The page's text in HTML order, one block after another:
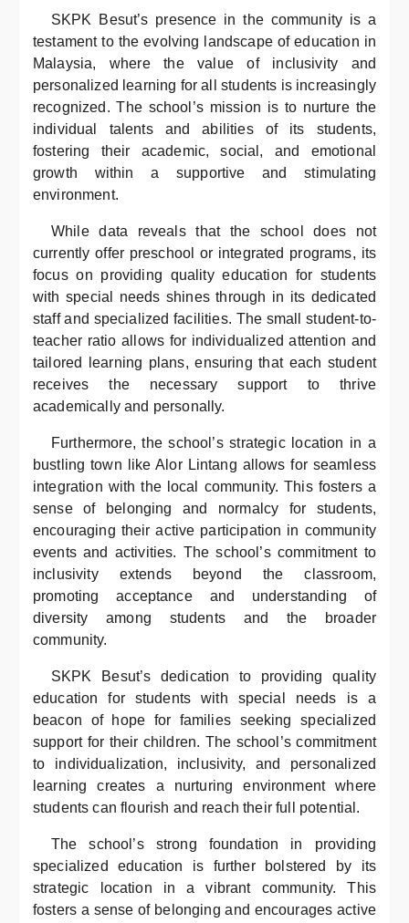
SKPK Besut’s presence in the community is a
testament to the evolving landscape of education in
Malaysia, where the value of inclusivity and
personalized learning for all students is increasingly
recognized. The school’s mission is to nurture the
individual talents and abilities of its students,
fostering their academic, social, and emotional
growth within a supportive and stimulating
environment.
While data reveals that the school does not
currently offer preschool or integrated programs, its
focus on providing quality education for students
with special needs shines through in its dedicated
staff and specialized facilities. The small student-to-
teacher ratio allows for individualized attention and
tailored learning plans, ensuring that each student
receives the necessary support to thrive
academically and personally.
Furthermore, the school’s strategic location in a
bustling town like Alor Lintang allows for seamless
integration with the local community. This fosters a
sense of belonging and normalcy for students,
encouraging their active participation in community
events and activities. The school’s commitment to
inclusivity extends beyond the classroom,
promoting acceptance and understanding of
diversity among students and the broader
community.
SKPK Besut’s dedication to providing quality
education for students with special needs is a
beacon of hope for families seeking specialized
support for their children. The school’s commitment
to individualization, inclusivity, and personalized
learning creates a nurturing environment where
students can flourish and reach their full potential.
The school’s strong foundation in providing
specialized education is further bolstered by its
strategic location in a vibrant community. This
fosters a sense of belonging and encourages active